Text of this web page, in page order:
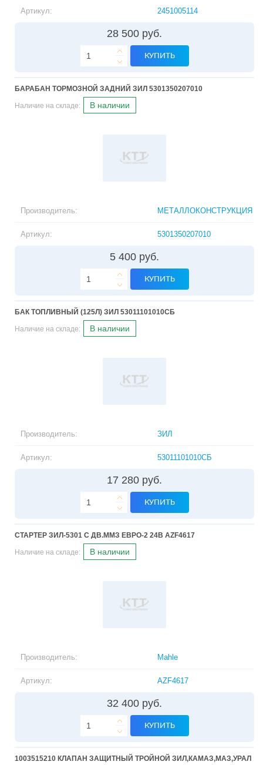
Артикул: 2451005114
28 500 руб.
КУПИТЬ
БАРАБАН ТОРМОЗНОЙ ЗАДНИЙ ЗИЛ 5301350207010
Наличие на складе: В наличии
Производитель: МЕТАЛЛОКОНСТРУКЦИЯ
Артикул: 5301350207010
5 400 руб.
КУПИТЬ
БАК ТОПЛИВНЫЙ (125Л) ЗИЛ 53011101010СБ
Наличие на складе: В наличии
Производитель: ЗИЛ
Артикул: 53011101010СБ
17 280 руб.
КУПИТЬ
СТАРТЕР ЗИЛ-5301 C ДВ.ММЗ ЕВРО-2 24В AZF4617
Наличие на складе: В наличии
Производитель: Mahle
Артикул: AZF4617
32 400 руб.
КУПИТЬ
1003515210 КЛАПАН ЗАЩИТНЫЙ ТРОЙНОЙ ЗИЛ,КАМАЗ,МАЗ,УРАЛ